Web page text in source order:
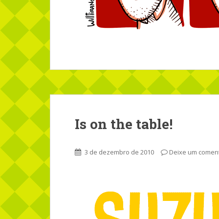
Is on the table!
3 de dezembro de 2010 Deixe um